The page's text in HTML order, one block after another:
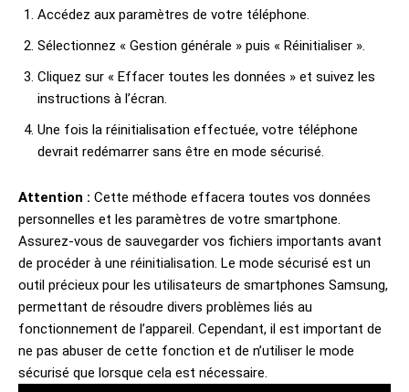
Accédez aux paramètres de votre téléphone.
Sélectionnez « Gestion générale » puis « Réinitialiser ».
Cliquez sur « Effacer toutes les données » et suivez les
instructions à l’écran.
Une fois la réinitialisation effectuée, votre téléphone
devrait redémarrer sans être en mode sécurisé.
Attention : Cette méthode effacera toutes vos données
personnelles et les paramètres de votre smartphone.
Assurez-vous de sauvegarder vos fichiers importants avant
de procéder à une réinitialisation. Le mode sécurisé est un
outil précieux pour les utilisateurs de smartphones Samsung,
permettant de résoudre divers problèmes liés au
fonctionnement de l’appareil. Cependant, il est important de
ne pas abuser de cette fonction et de n’utiliser le mode
sécurisé que lorsque cela est nécessaire.